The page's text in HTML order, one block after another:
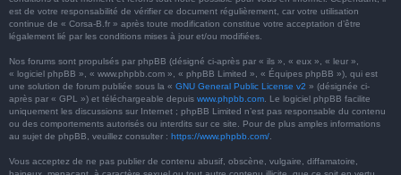
est de votre responsabilité de vérifier ce document régulièrement, car votre utilisation
continue de « Corsa-B.fr » après toute modification constitue votre acceptation d’être
légalement lié par les conditions mises à jour et/ou modifiées.
Nos forums sont propulsés par phpBB (désigné ci-après par « ils », « eux », « leur »,
« logiciel phpBB », « www.phpbb.com », « phpBB Limited », « Équipes phpBB »), qui est
une solution de forum publiée sous la « GNU General Public License v2 » (désignée ci-
après par « GPL ») et téléchargeable depuis www.phpbb.com . Le logiciel phpBB facilite
uniquement les discussions sur Internet ; phpBB Limited n’est pas responsable du contenu
ou des comportements autorisés ou interdits sur ce site. Pour de plus amples informations
au sujet de phpBB, veuillez consulter : https://www.phpbb.com/
Vous acceptez de ne pas publier de contenu abusif, obscène, vulgaire, diffamatoire,